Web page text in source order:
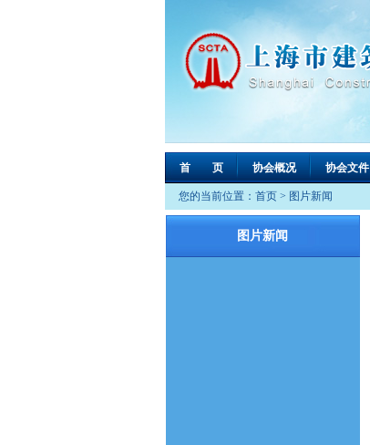
首 页 协会概况 协会文件
您的当前位置： 首页 > 图片新闻
图片新闻